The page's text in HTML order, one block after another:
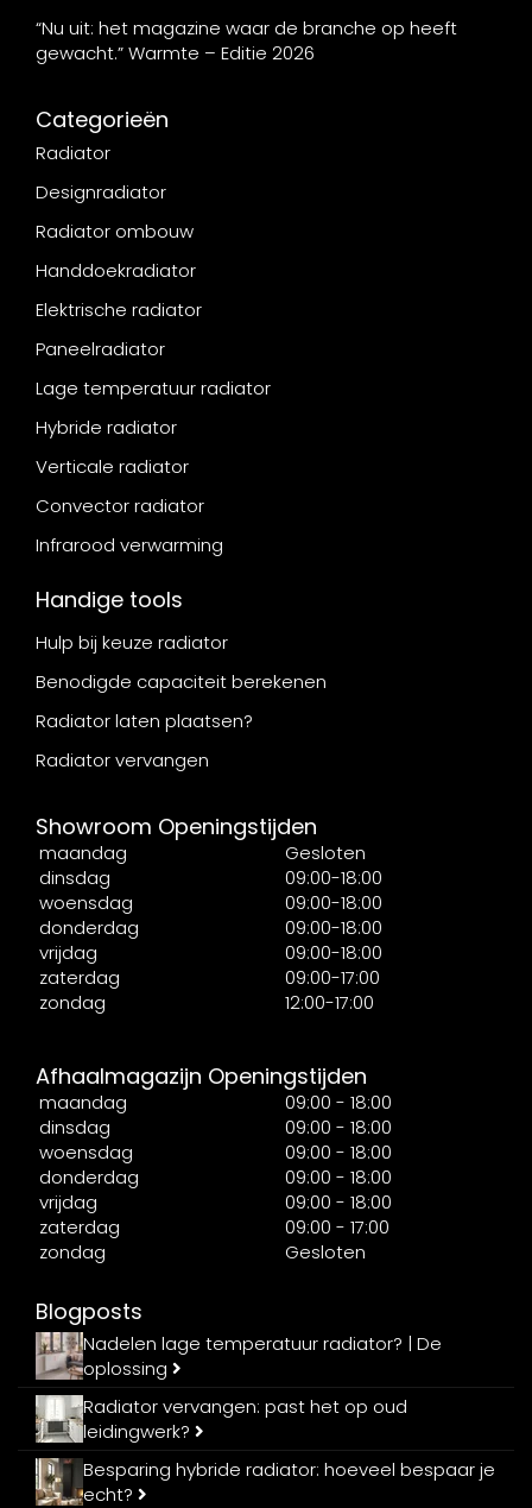
“Nu uit: het magazine waar de branche op heeft
gewacht.” Warmte – Editie 2026
Categorieën
Radiator
Designradiator
Radiator ombouw
Handdoekradiator
Elektrische radiator
Paneelradiator
Lage temperatuur radiator
Hybride radiator
Verticale radiator
Convector radiator
Infrarood verwarming
Handige tools
Hulp bij keuze radiator
Benodigde capaciteit berekenen
Radiator laten plaatsen?
Radiator vervangen
Showroom Openingstijden
maandag
Gesloten
dinsdag
09:00-18:00
woensdag
09:00-18:00
donderdag
09:00-18:00
vrijdag
09:00-18:00
zaterdag
09:00-17:00
zondag
12:00-17:00
Afhaalmagazijn Openingstijden
maandag
09:00 - 18:00
dinsdag
09:00 - 18:00
woensdag
09:00 - 18:00
donderdag
09:00 - 18:00
vrijdag
09:00 - 18:00
zaterdag
09:00 - 17:00
zondag
Gesloten
Blogposts
Nadelen lage temperatuur radiator? | De
oplossing
Radiator vervangen: past het op oud
leidingwerk?
Besparing hybride radiator: hoeveel bespaar je
echt?